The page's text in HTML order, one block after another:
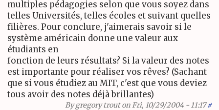
multiples pédagogies selon que vous soyez dans
telles Universités, telles écoles et suivant quelles
filières. Pour conclure, j'aimerais savoir si le
système américain donne une valeur aux
étudiants en
fonction de leurs résultats? Si la valeur des notes
est importante pour réaliser vos rêves? (Sachant
que si vous étudiez au MIT, c'est que vous deviez
tous avoir des notes déjà brillantes)
Bygregory trouton Fri, 10/29/2004 - 11:17 #